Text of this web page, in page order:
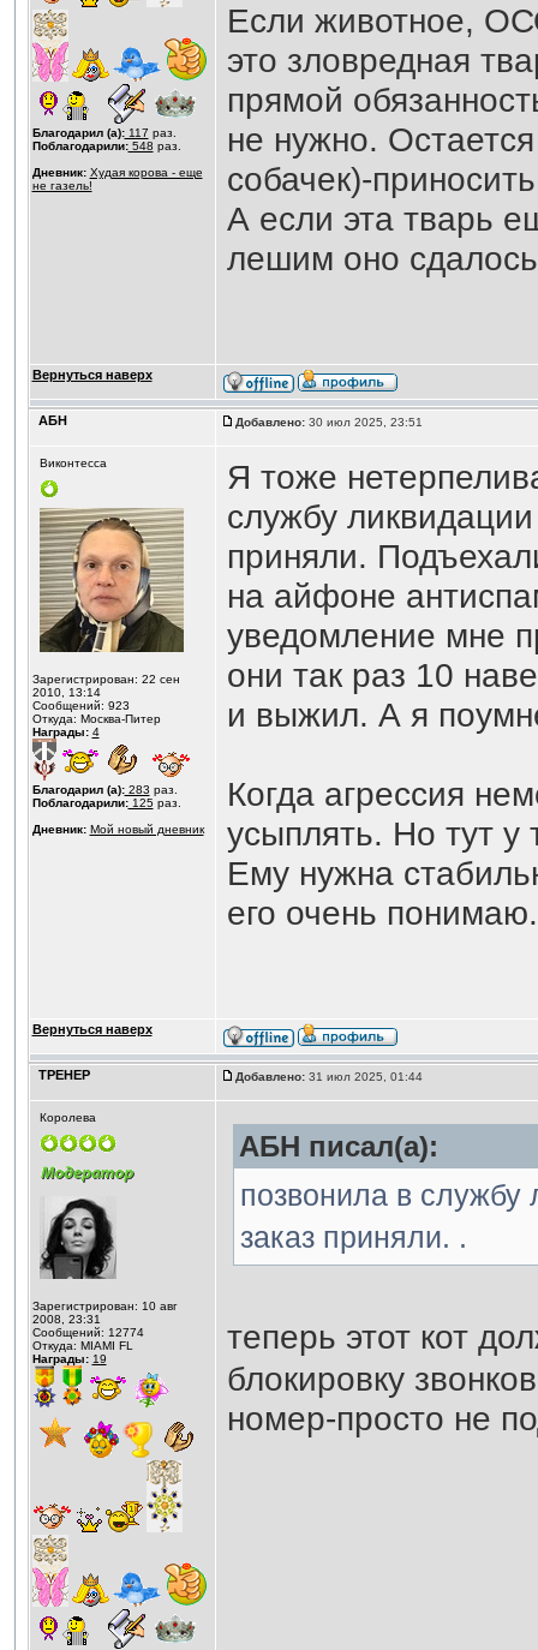
Благодарил (а):117 раз.
Поблагодарили:548 раз.
Дневник: Худая корова - еще
не газель!
Если животное,
это зловредная
прямой
не нужно.
собачек)-
А если эта тварь
лешим оно
Вернуться наверх
АБН Добавлено:30 июл 2025, 23:51
Виконтесса
Зарегистрирован: 22 сен
2010, 13:14
Сообщений: 923
Откуда: Москва-Питер
Награды: 4
Благодарил (а):283 раз.
Поблагодарили:125раз.
Дневник: Мой новый дневник
Я тоже
службу
приняли.
на айфоне
уведомление мне
они так раз 10
и выжил. А я
Когда агрессия
усыплять. Но тут у
Ему нужна
его очень понимаю.
Вернуться наверх
ТРЕНЕР Добавлено:31 июл 2025, 01:44
Королева
Зарегистрирован: 10 авг
2008, 23:31
Сообщений: 12774
Откуда: MIAMI FL
Награды: 19
АБН писал(а):
позвонила в службу
заказ приняли. .
теперь этот кот
блокировку
номер-просто не